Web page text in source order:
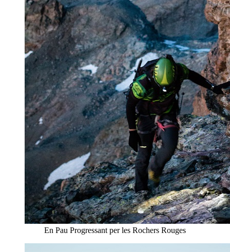
En Pau Progressant per les Rochers Rouges